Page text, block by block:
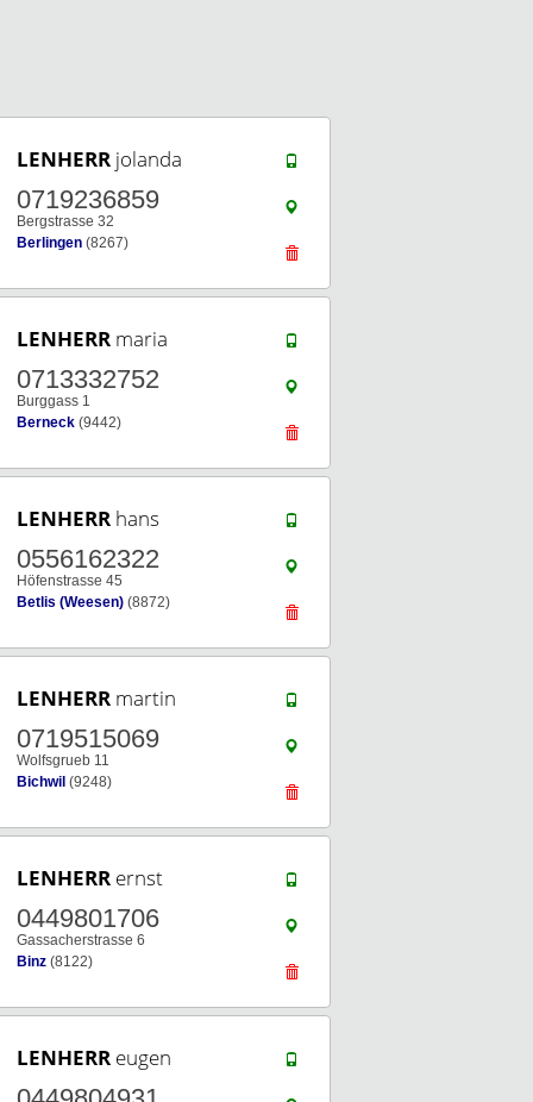
LENHERR jolanda
0719236859
Bergstrasse 32
Berlingen (8267)
LENHERR maria
0713332752
Burggass 1
Berneck (9442)
LENHERR hans
0556162322
Höfenstrasse 45
Betlis (Weesen) (8872)
LENHERR martin
0719515069
Wolfsgrueb 11
Bichwil (9248)
LENHERR ernst
0449801706
Gassacherstrasse 6
Binz (8122)
LENHERR eugen